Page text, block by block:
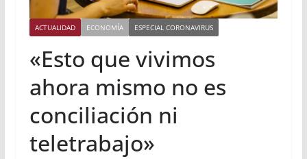
ACTUALIDAD ECONOMÍA ESPECIAL CORONAVIRUS
«Esto que vivimos
ahora mismo no es
conciliación ni
teletrabajo»